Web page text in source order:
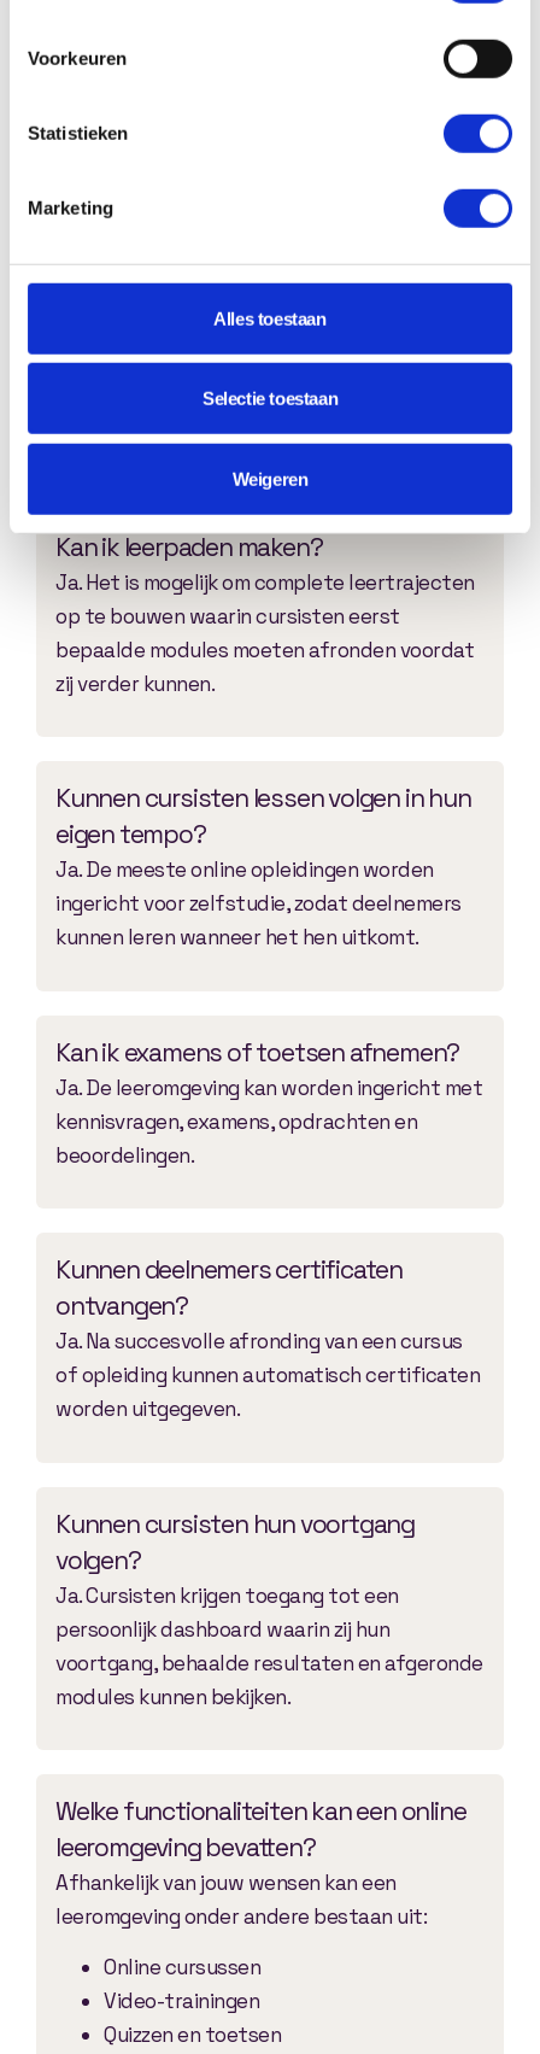
Voorkeuren
Statistieken
Marketing
Alles toestaan
Selectie toestaan
Weigeren
Kunnen verschillende gebruikersrollen
Ja. Denk bijvoorbeeld aan beheerders,
Gebruikers kunnen handmatig worden
toegevoegd, zichzelf registreren of
automatisch worden ingeladen via
koppelingen met andere systemen.
Kan ik leerpaden maken?
Ja. Het is mogelijk om complete leertrajecten
op te bouwen waarin cursisten eerst
bepaalde modules moeten afronden voordat
zij verder kunnen.
Kunnen cursisten lessen volgen in hun
eigen tempo?
Ja. De meeste online opleidingen worden
ingericht voor zelfstudie, zodat deelnemers
kunnen leren wanneer het hen uitkomt.
Kan ik examens of toetsen afnemen?
Ja. De leeromgeving kan worden ingericht met
kennisvragen, examens, opdrachten en
beoordelingen.
Kunnen deelnemers certificaten
ontvangen?
Ja. Na succesvolle afronding van een cursus
of opleiding kunnen automatisch certificaten
worden uitgegeven.
Kunnen cursisten hun voortgang
volgen?
Ja. Cursisten krijgen toegang tot een
persoonlijk dashboard waarin zij hun
voortgang, behaalde resultaten en afgeronde
modules kunnen bekijken.
Welke functionaliteiten kan een online
leeromgeving bevatten?
Afhankelijk van jouw wensen kan een
leeromgeving onder andere bestaan uit:
Online cursussen
Video-trainingen
Quizzen en toetsen